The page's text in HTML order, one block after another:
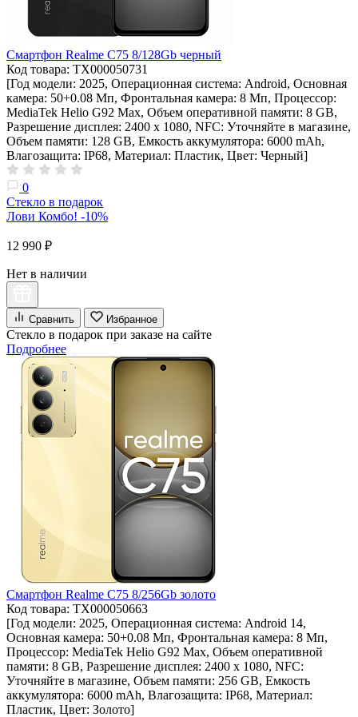
Смартфон Realme C75 8/128Gb черный
Код товара: ТХ000050731
[Год модели: 2025, Операционная система: Android, Основная
камера: 50+0.08 Мп, Фронтальная камера: 8 Мп, Процессор:
MediaTek Helio G92 Max, Объем оперативной памяти: 8 GB,
Разрешение дисплея: 2400 x 1080, NFC: Уточняйте в магазине,
Объем памяти: 128 GB, Емкость аккумулятора: 6000 mAh,
Влагозащита: IP68, Материал: Пластик, Цвет: Черный]
0
Стекло в подарок
Лови Комбо! -10%
12 990 ₽
Нет в наличии
Сравнить Избранное
Стекло в подарок при заказе на сайте
Подробнее
Смартфон Realme C75 8/256Gb золото
Код товара: ТХ000050663
[Год модели: 2025, Операционная система: Android 14,
Основная камера: 50+0.08 Мп, Фронтальная камера: 8 Мп,
Процессор: MediaTek Helio G92 Max, Объем оперативной
памяти: 8 GB, Разрешение дисплея: 2400 x 1080, NFC:
Уточняйте в магазине, Объем памяти: 256 GB, Емкость
аккумулятора: 6000 mAh, Влагозащита: IP68, Материал:
Пластик, Цвет: Золото]